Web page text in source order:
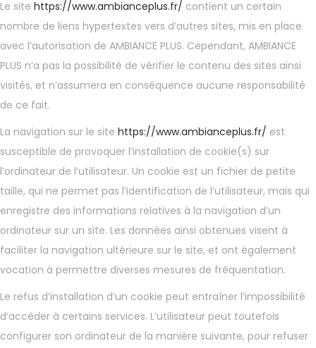
Le site https://www.ambianceplus.fr/ contient un certain
nombre de liens hypertextes vers d’autres sites, mis en place
avec l’autorisation de AMBIANCE PLUS. Cependant, AMBIANCE
PLUS n’a pas la possibilité de vérifier le contenu des sites ainsi
visités, et n’assumera en conséquence aucune responsabilité
de ce fait.
La navigation sur le site https://www.ambianceplus.fr/ est
susceptible de provoquer l’installation de cookie(s) sur
l’ordinateur de l’utilisateur. Un cookie est un fichier de petite
taille, qui ne permet pas l’identification de l’utilisateur, mais qui
enregistre des informations relatives à la navigation d’un
ordinateur sur un site. Les données ainsi obtenues visent à
faciliter la navigation ultérieure sur le site, et ont également
vocation à permettre diverses mesures de fréquentation.
Le refus d’installation d’un cookie peut entraîner l’impossibilité
d’accéder à certains services. L’utilisateur peut toutefois
configurer son ordinateur de la manière suivante, pour refuser